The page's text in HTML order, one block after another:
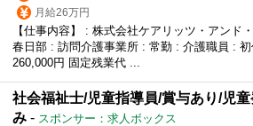
月給26万円
【仕事内容】 : 株式会社ケアリッツ・アンド
春日部 : 訪問介護事業所 : 常勤 : 介護職員 :
260,000円 固定残業代 ...
社会福祉士/児童指導員/賞与あり/児
み - スポンサー：求人ボックス